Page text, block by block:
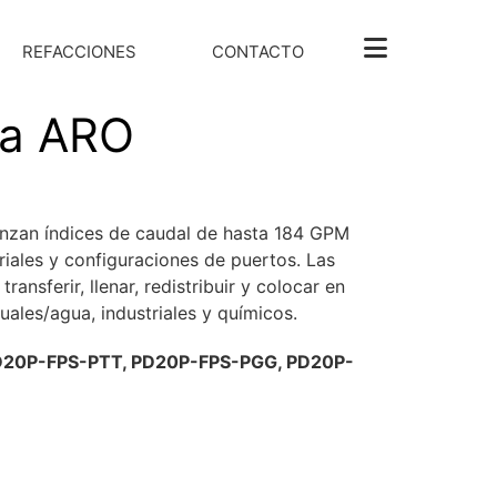
REFACCIONES CONTACTO
ARO
índices de caudal de hasta 184 GPM
y configuraciones de puertos. Las
llenar, redistribuir y colocar en
agua, industriales y químicos.
FPS-PTT, PD20P-FPS-PGG, PD20P-